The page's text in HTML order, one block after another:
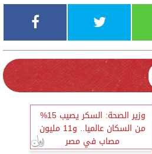
وزير الصحة: السكر يصيب 15%
من السكان عالميا.. و11 مليون
مصاب في مصر